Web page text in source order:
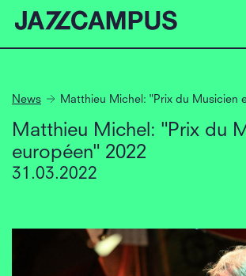
News Matthieu Michel: "Prix du Musicien
Matthieu Michel: "Prix du
européen" 2022
31.03.2022